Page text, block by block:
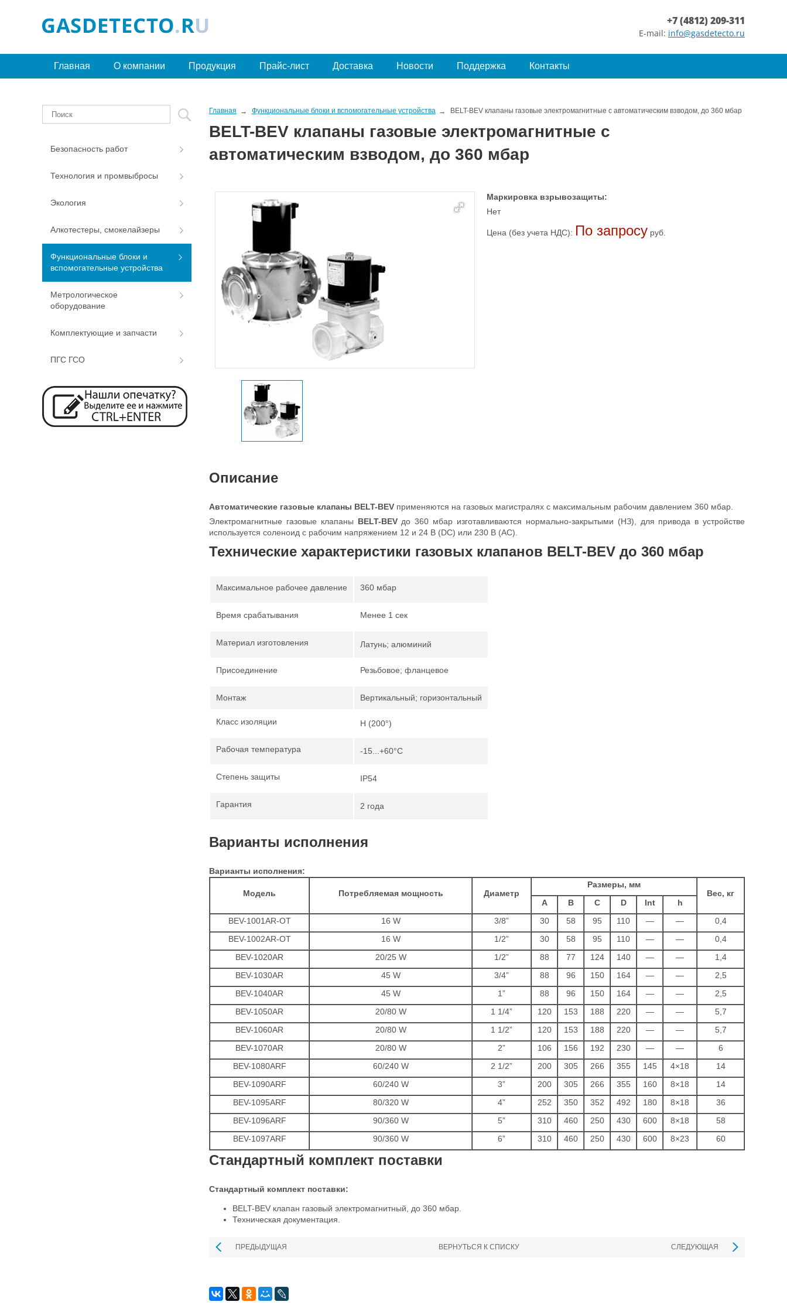
+7 (4812) 209-311
E-mail: info@gasdetecto.ru
Главная О компании Продукция Прайс-лист Доставка Новости Поддержка Контакты
Главная Функциональные блоки и вспомогательные устройства BELT-BEV клапаны газовые электромагнитные с автоматическим взводом, до 360 мбар
BELT-BEV клапаны газовые электромагнитные с
автоматическим взводом, до 360 мбар
Маркировка взрывозащиты:
Нет
Цена (без учета НДС): По запросу руб.
Описание
Автоматические газовые клапаны BELT-BEV применяются на газовых магистралях с максимальным рабочим давлением 360 мбар.
Электромагнитные газовые клапаны BELT-BEV до 360 мбар изготавливаются нормально-закрытыми (НЗ), для привода в устройстве
используется соленоид с рабочим напряжением 12 и 24 В (DC) или 230 В (АC).
Технические характеристики газовых клапанов BELT-BEV до 360 мбар
Максимальное рабочее давление 360 мбар
Время срабатывания Менее 1 сек
Материал изготовления Латунь; алюминий
Присоединение Резьбовое; фланцевое
Монтаж Вертикальный; горизонтальный
Класс изоляции H (200°)
Рабочая температура -15...+60°С
Степень защиты IP54
Гарантия 2 года
Варианты исполнения
Варианты исполнения:
Модель Потребляемая мощность Диаметр
Размеры, мм
Вес, кг
A
B C D Int
h
BEV-1001AR-OT
16 W 3/8” 30 58 95 110 — —
0,4
BEV-1002AR-OT
16 W 1/2” 30 58 95 110 — —
0,4
BEV-1020AR
20/25 W 1/2” 88 77 124 140 — —
1,4
BEV-1030AR
45 W 3/4” 88 96 150 164 — —
2,5
BEV-1040AR
45 W 1” 88 96 150 164 — —
2,5
BEV-1050AR
20/80 W 1 1/4” 120 153 188 220 — —
5,7
BEV-1060AR
20/80 W 1 1/2” 120 153 188 220 — —
5,7
BEV-1070AR
20/80 W 2” 106 156 192 230 — —
6
BEV-1080ARF
60/240 W 2 1/2” 200 305 266 355 145 4×18
14
BEV-1090ARF
60/240 W 3” 200 305 266 355 160 8×18
14
BEV-1095ARF
80/320 W 4” 252 350 352 492 180 8×18
36
BEV-1096ARF
90/360 W 5” 310 460 250 430 600 8×18
58
BEV-1097ARF
90/360 W 6” 310 460 250 430 600 8×23 60
Стандартный комплект поставки
Стандартный комплект поставки:
BELT-BEV клапан газовый электромагнитный, до 360 мбар.
Техническая документация.
ПРЕДЫДУЩАЯ ВЕРНУТЬСЯ К СПИСКУ СЛЕДУЮЩАЯ
Безопасность работ
Технология и промвыбросы
Экология
Алкотестеры, смокелайзеры
Функциональные блоки и
вспомогательные устройства
Метрологическое
оборудование
Комплектующие и запчасти
ПГС ГСО